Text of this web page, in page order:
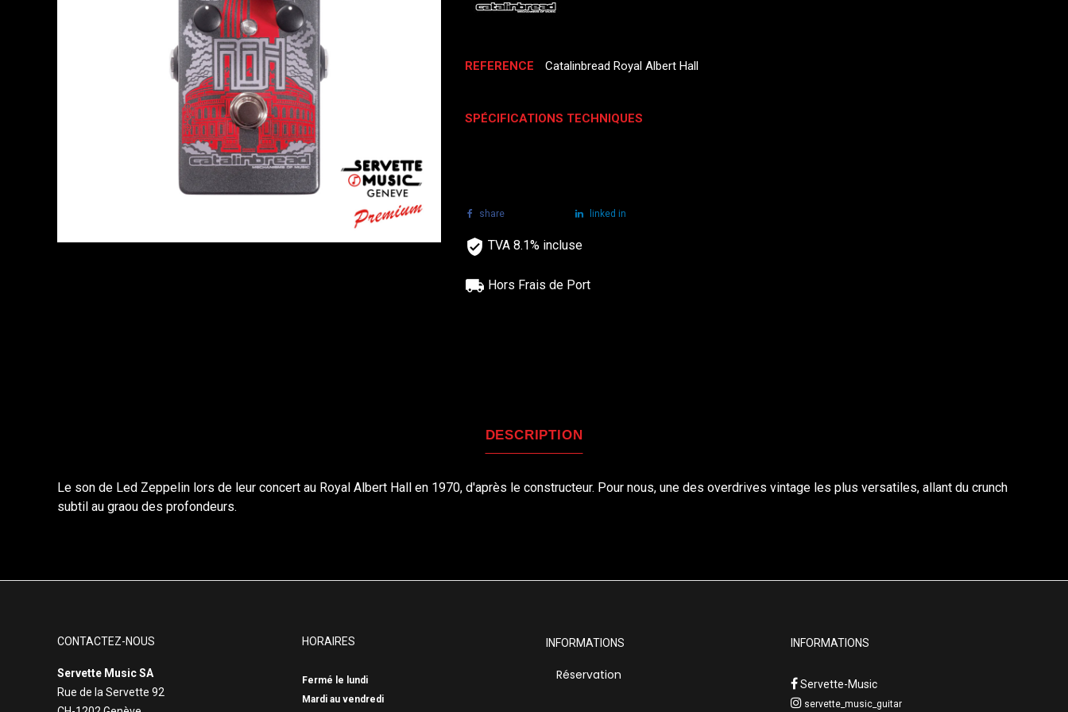
REFERENCE Catalinbread Royal Albert Hall
SPÉCIFICATIONS TECHNIQUES
share linked in
TVA 8.1% incluse
Hors Frais de Port
DESCRIPTION
Le son de Led Zeppelin lors de leur concert au Royal Albert Hall en 1970, d'après le constructeur. Pour nous, une des overdrives vintage les plus versatiles, allant du crunch
subtil au graou des profondeurs.
CONTACTEZ-NOUS
Servette Music SA
Rue de la Servette 92
HORAIRES
Fermé le lundi
Mardi au vendredi
INFORMATIONS
Réservation
INFORMATIONS
Servette-Music
servette_music_guitar